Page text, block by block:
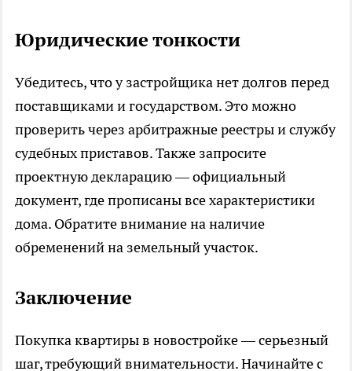
Юридические тонкости
Убедитесь, что у застройщика нет долгов перед
поставщиками и государством. Это можно
проверить через арбитражные реестры и службу
судебных приставов. Также запросите
проектную декларацию — официальный
документ, где прописаны все характеристики
дома. Обратите внимание на наличие
обременений на земельный участок.
Заключение
Покупка квартиры в новостройке — серьезный
шаг, требующий внимательности. Начинайте с